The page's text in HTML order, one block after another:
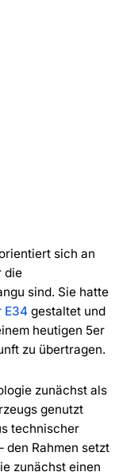
sich an
die
sind. Sie hatte
E34gestaltet und
heutigen 5er
zu übertragen.
zunächst als
genutzt
technischer
den Rahmen setzt
zunächst einen